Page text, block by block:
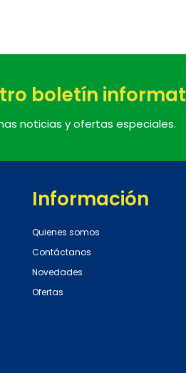
boletín
noticias y ofertas especiales.
Información
Quienes somos
Contáctanos
Novedades
Ofertas